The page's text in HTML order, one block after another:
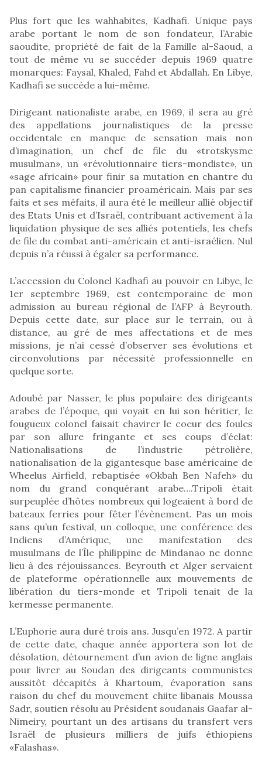
Plus fort que les wahhabites, Kadhafi. Unique pays
arabe portant le nom de son fondateur, l’Arabie
saoudite, propriété de fait de la Famille al-Saoud, a
tout de même vu se succéder depuis 1969 quatre
monarques: Faysal, Khaled, Fahd et Abdallah. En Libye,
Kadhafi se succède a lui-même.
Dirigeant nationaliste arabe, en 1969, il sera au gré
des appellations journalistiques de la presse
occidentale en manque de sensation mais non
d’imagination, un chef de file du «trotskysme
musulman», un «révolutionnaire tiers-mondiste», un
«sage africain» pour finir sa mutation en chantre du
pan capitalisme financier proaméricain. Mais par ses
faits et ses méfaits, il aura été le meilleur allié objectif
des Etats Unis et d’Israël, contribuant activement à la
liquidation physique de ses alliés potentiels, les chefs
de file du combat anti-américain et anti-israélien. Nul
depuis n’a réussi à égaler sa performance.
L’accession du Colonel Kadhafi au pouvoir en Libye, le
1er septembre 1969, est contemporaine de mon
admission au bureau régional de l’AFP à Beyrouth.
Depuis cette date, sur place sur le terrain, ou à
distance, au gré de mes affectations et de mes
missions, je n’ai cessé d’observer ses évolutions et
circonvolutions par nécessité professionnelle en
quelque sorte.
Adoubé par Nasser, le plus populaire des dirigeants
arabes de l’époque, qui voyait en lui son héritier, le
fougueux colonel faisait chavirer le coeur des foules
par son allure fringante et ses coups d’éclat:
Nationalisations de l’industrie pétrolière,
nationalisation de la gigantesque base américaine de
Wheelus Airfield, rebaptisée «Okbah Ben Nafeh» du
nom du grand conquérant arabe….Tripoli était
surpeuplée d’hôtes nombreux qui logeaient à bord de
bateaux ferries pour fêter l’évènement. Pas un mois
sans qu’un festival, un colloque, une conférence des
Indiens d’Amérique, une manifestation des
musulmans de l’Île philippine de Mindanao ne donne
lieu à des réjouissances. Beyrouth et Alger servaient
de plateforme opérationnelle aux mouvements de
libération du tiers-monde et Tripoli tenait de la
kermesse permanente.
L’Euphorie aura duré trois ans. Jusqu’en 1972. A partir
de cette date, chaque année apportera son lot de
désolation, détournement d’un avion de ligne anglais
pour livrer au Soudan des dirigeants communistes
aussitôt décapités à Khartoum, évaporation sans
raison du chef du mouvement chiite libanais Moussa
Sadr, soutien résolu au Président soudanais Gaafar al-
Nimeiry, pourtant un des artisans du transfert vers
Israël de plusieurs milliers de juifs éthiopiens
«Falashas».